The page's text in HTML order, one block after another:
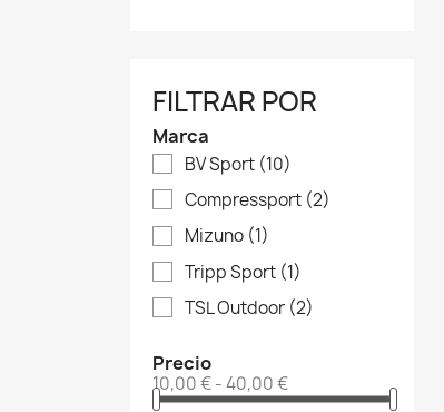
FILTRAR POR
Marca
BV Sport (10)
Compressport (2)
Mizuno (1)
Tripp Sport (1)
TSL Outdoor (2)
Precio
10,00 € - 40,00 €